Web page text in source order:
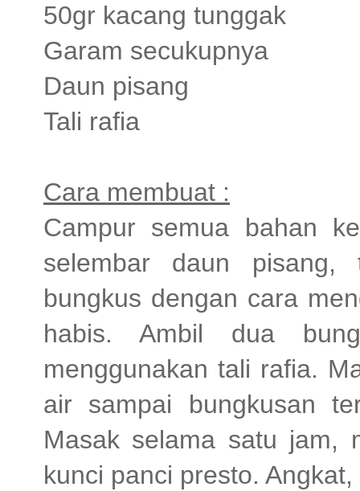
50gr kacang tunggak
Garam secukupnya
Daun pisang
Tali rafia
Cara membuat :
Campur semua bahan
selembar daun
bungkus dengan cara
habis. Ambil dua
menggunakan tali rafia.
air sampai bungkusan
Masak selama satu jam,
kunci panci presto.